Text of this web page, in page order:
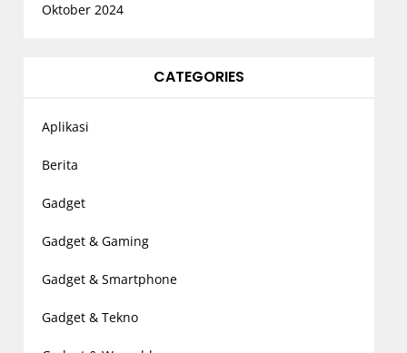
Oktober 2024
CATEGORIES
Aplikasi
Berita
Gadget
Gadget & Gaming
Gadget & Smartphone
Gadget & Tekno